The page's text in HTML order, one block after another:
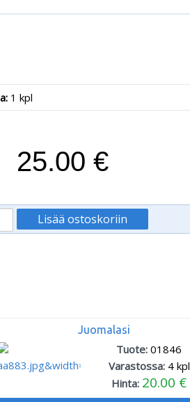
1 kpl
25.00 €
Juomalasi
Tuote:01846
Varastossa: 4kpl
Hinta: 20.00 €